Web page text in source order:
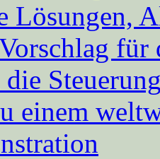
Lösungen,
für
die
einem